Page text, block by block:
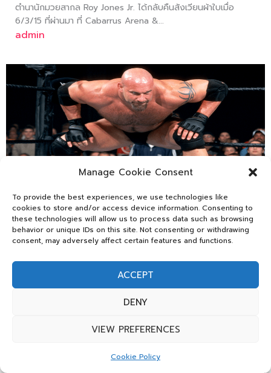
Manage Cookie Consent
To provide the best experiences, we use technologies like
cookies to store and/or access device information. Consenting to
these technologies will allow us to process data such as browsing
behavior or unique IDs on this site. Not consenting or withdrawing
consent, may adversely affect certain features and functions.
ACCEPT
DENY
VIEW PREFERENCES
Cookie Policy
ตำนานักมวยสากล Roy Jones Jr. ได้กลับคืนสังเวียนผ้าใบเมื่อ
6/3/15 ที่ผ่านมา ที่ Cabarrus Arena &...
admin
บทส่งท้าย Goldberg: ตำนานแห่งท่า Spear และ
Jackhammer อันดุดันแห่งวงการมวยปล้ำ
12 กรกฎาคม 2025 — สนามในแอตแลนตาแทบจะระเบิดเป็นเสี่ยงๆ
เมื่อเสียงเพลงเปิดตัวสไตล์ Roman ของ Goldberg ดังกระหึ่มขึ้น...
admin